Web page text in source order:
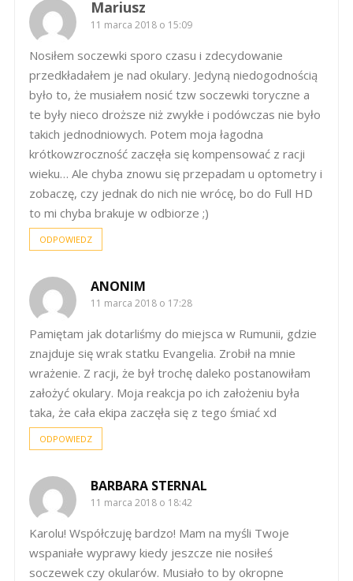
Mariusz
11 marca 2018 o 15:09
Nosiłem soczewki sporo czasu i zdecydowanie
przedkładałem je nad okulary. Jedyną niedogodnością
było to, że musiałem nosić tzw soczewki toryczne a
te były nieco droższe niż zwykłe i podówczas nie było
takich jednodniowych. Potem moja łagodna
krótkowzroczność zaczęła się kompensować z racji
wieku… Ale chyba znowu się przepadam u optometry i
zobaczę, czy jednak do nich nie wrócę, bo do Full HD
to mi chyba brakuje w odbiorze ;)
ODPOWIEDZ
ANONIM
11 marca 2018 o 17:28
Pamiętam jak dotarliśmy do miejsca w Rumunii, gdzie
znajduje się wrak statku Evangelia. Zrobił na mnie
wrażenie. Z racji, że był trochę daleko postanowiłam
założyć okulary. Moja reakcja po ich założeniu była
taka, że cała ekipa zaczęła się z tego śmiać xd
ODPOWIEDZ
BARBARA STERNAL
11 marca 2018 o 18:42
Karolu! Współczuję bardzo! Mam na myśli Twoje
wspaniałe wyprawy kiedy jeszcze nie nosiłeś
soczewek czy okularów. Musiało to by okropne